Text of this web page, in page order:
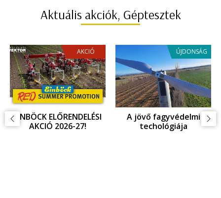
Aktuális akciók, Géptesztek
AKCIÓ
EINBÖCK ELŐRENDELÉSI
AKCIÓ 2026-27!
ÚJDONSÁG
A jövő fagyvédelmi
techológiája